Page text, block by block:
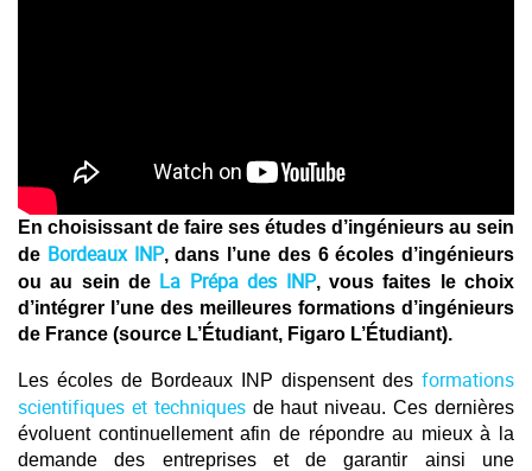
En choisissant de faire ses études d’ingénieurs au sein
de Bordeaux INP, dans l’une des 6 écoles d’ingénieurs
ou au sein de La Prépa des INP, vous faites le choix
d’intégrer l’une des meilleures formations d’ingénieurs
de France (source L’Étudiant, Figaro L’Étudiant).
Les écoles de Bordeaux INP dispensent des formations
scientifiques et techniquesde haut niveau. Ces dernières
évoluent continuellement afin de répondre au mieux à la
demande des entreprises et de garantir ainsi une